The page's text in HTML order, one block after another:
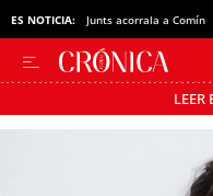
ES NOTICIA: Junts acorrala a Comín
LEER
Pásate al